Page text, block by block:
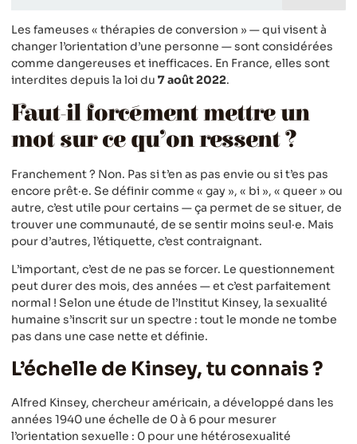
Les fameuses « thérapies de conversion » — qui visent à
changer l’orientation d’une personne — sont considérées
comme dangereuses et inefficaces. En France, elles sont
interdites depuis la loi du 7 août 2022.
Faut-il forcément mettre un
mot sur ce qu’on ressent ?
Franchement ? Non. Pas si t’en as pas envie ou si t’es pas
encore prêt·e. Se définir comme « gay », « bi », « queer » ou
autre, c’est utile pour certains — ça permet de se situer, de
trouver une communauté, de se sentir moins seul·e. Mais
pour d’autres, l’étiquette, c’est contraignant.
L’important, c’est de ne pas se forcer. Le questionnement
peut durer des mois, des années — et c’est parfaitement
normal ! Selon une étude de l’Institut Kinsey, la sexualité
humaine s’inscrit sur un spectre : tout le monde ne tombe
pas dans une case nette et définie.
L’échelle de Kinsey, tu connais ?
Alfred Kinsey, chercheur américain, a développé dans les
années 1940 une échelle de 0 à 6 pour mesurer
l’orientation sexuelle : 0 pour une hétérosexualité